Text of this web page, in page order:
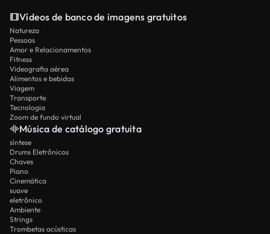
Vídeos de banco de imagens gratuitos
Natureza
Pessoas
Amor e Relacionamentos
Fitness
Videografia aérea
Alimentos e bebidas
Viagem
Transporte
Tecnologia
Zoom de fundo virtual
Música de catálogo gratuita
síntese
Drums Eletrônicos
Chaves
Piano
Cinemática
suave
eletrônico
Ambiente
Strings
Trombetas acústicas